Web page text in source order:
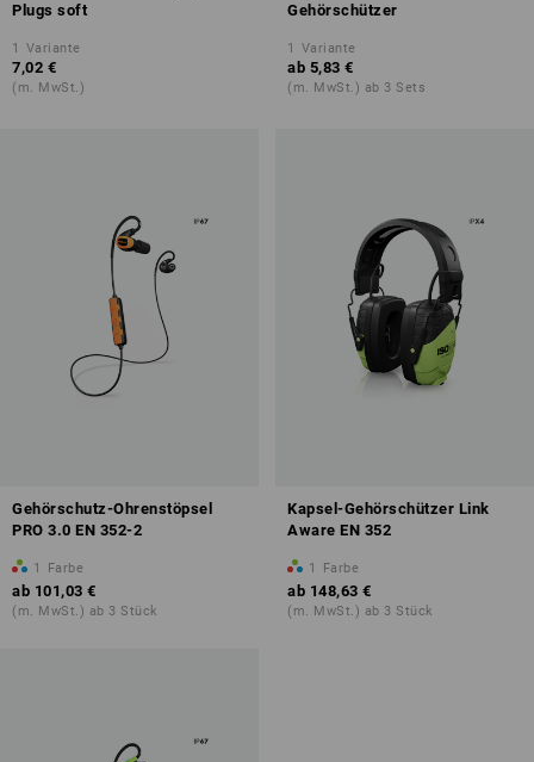
Plugs soft
1 Variante
7,02 €
(m. MwSt.)
Gehörschützer
1 Variante
ab 5,83 €
(m. MwSt.) ab 3 Sets
Gehörschutz-Ohrenstöpsel
PRO 3.0 EN 352-2
1 Farbe
ab 101,03 €
(m. MwSt.) ab 3 Stück
Kapsel-Gehörschützer Link
Aware EN 352
1 Farbe
ab 148,63 €
(m. MwSt.) ab 3 Stück